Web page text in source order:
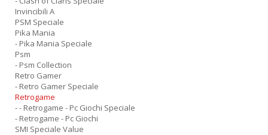
Invincibili A
PSM Speciale
Pika Mania
- Pika Mania Speciale
Psm
- Psm Collection
Retro Gamer
- Retro Gamer Speciale
Retrogame
- - Retrogame - Pc Giochi Speciale
- Retrogame - Pc Giochi
SMI Speciale Value